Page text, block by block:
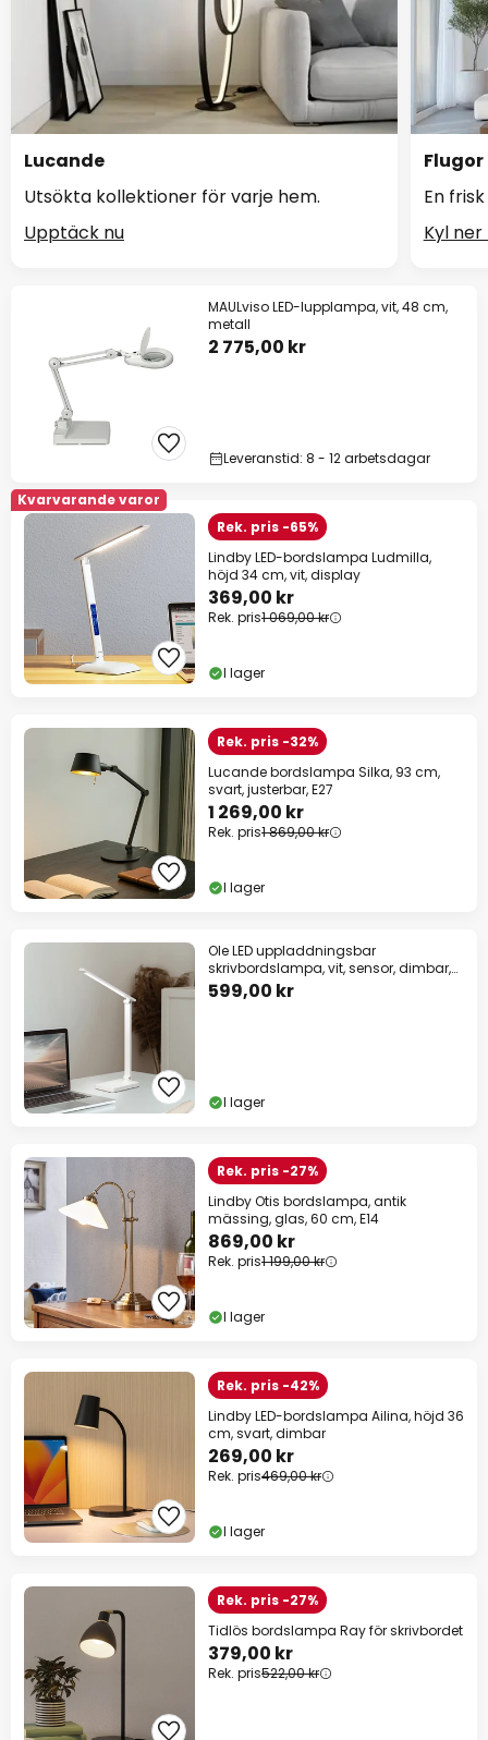
Lucande
Utsökta kollektioner för varje hem.
Upptäck nu
En
Kyl ner
MAULviso LED-lupplampa, vit, 48 cm,
metall
2 775,00 kr
Leveranstid: 8 - 12 arbetsdagar
Kvarvarande varor
Rek. pris -65%
Lindby LED-bordslampa Ludmilla,
höjd 34 cm, vit, display
369,00 kr
Rek. pris1 069,00 kr
I lager
Rek. pris -32%
Lucande bordslampa Silka, 93 cm,
svart, justerbar, E27
1 269,00 kr
Rek. pris1 869,00 kr
I lager
Ole LED uppladdningsbar
skrivbordslampa, vit, sensor, dimbar,
CCT
599,00 kr
I lager
Rek. pris -27%
Lindby Otis bordslampa, antik
mässing, glas, 60 cm, E14
869,00 kr
Rek. pris1 199,00 kr
I lager
Rek. pris -42%
Lindby LED-bordslampa Ailina, höjd 36
cm, svart, dimbar
269,00 kr
Rek. pris469,00 kr
I lager
Rek. pris -27%
Tidlös bordslampa Ray för skrivbordet
379,00 kr
Rek. pris522,00 kr